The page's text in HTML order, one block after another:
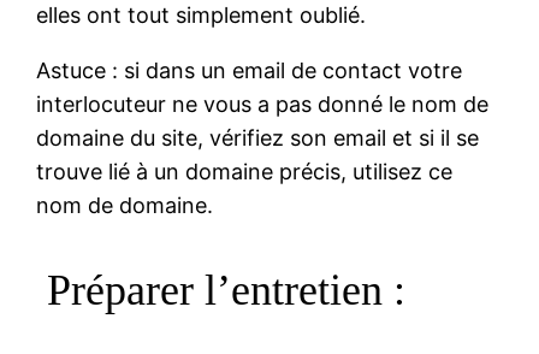
elles ont tout simplement oublié.
Astuce : si dans un email de contact votre
interlocuteur ne vous a pas donné le nom de
domaine du site, vérifiez son email et si il se
trouve lié à un domaine précis, utilisez ce
nom de domaine.
Préparer l’entretien :